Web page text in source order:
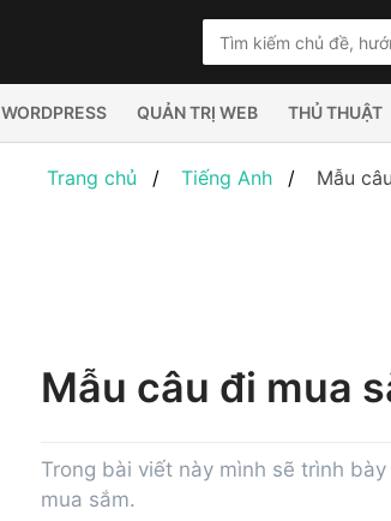
WORDPRESS QUẢN TRỊ WEB THỦ THUẬT
Trang chủ Tiếng Anh Mẫu
Mẫu câu đi mua
Trong bài viết này mình sẽ trình
mua sắm.